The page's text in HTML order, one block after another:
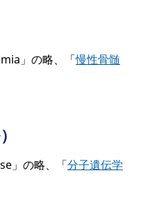
」の略、「慢性骨髄
」の略、「分子遺伝学